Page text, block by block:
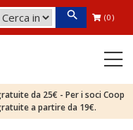
(0)
da 25€ - Per i soci Coop
a partire da 19€.